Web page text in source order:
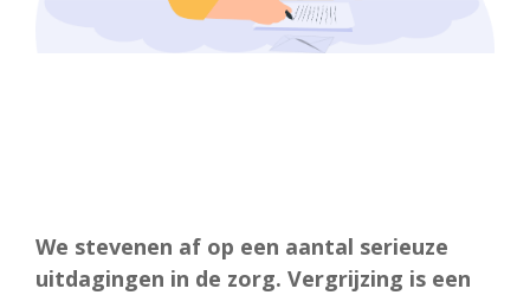
We stevenen af op een aantal serieuze
uitdagingen in de zorg. Vergrijzing is een